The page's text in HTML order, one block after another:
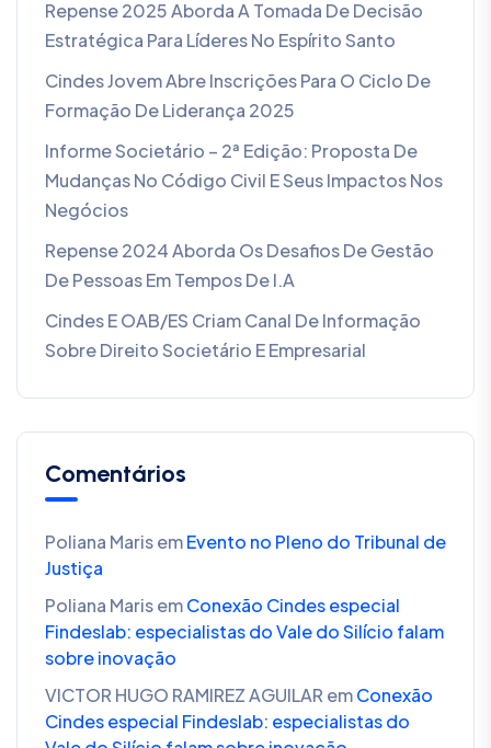
Repense 2025 Aborda A Tomada De Decisão
Estratégica Para Líderes No Espírito Santo
Cindes Jovem Abre Inscrições Para O Ciclo De
Formação De Liderança 2025
Informe Societário – 2ª Edição: Proposta De
Mudanças No Código Civil E Seus Impactos Nos
Negócios
Repense 2024 Aborda Os Desafios De Gestão
De Pessoas Em Tempos De I.A
Cindes E OAB/ES Criam Canal De Informação
Sobre Direito Societário E Empresarial
Comentários
Poliana MarisemEvento no Pleno do Tribunal de
Justiça
Poliana MarisemConexão Cindes especial
Findeslab: especialistas do Vale do Silício falam
sobre inovação
VICTOR HUGO RAMIREZ AGUILAR emConexão
Cindes especial Findeslab: especialistas do